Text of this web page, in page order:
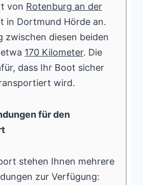
von Rotenburg an der
in Dortmund Hörde an.
zwischen diesen beiden
170 Kilometer. Die
dass Ihr Boot sicher
wird.
für den
stehen Ihnen mehrere
zur Verfügung: